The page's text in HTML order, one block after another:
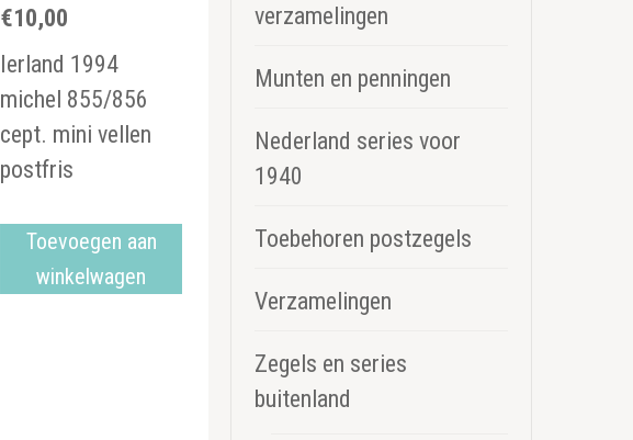
€10,00
Ierland 1994
michel 855/856
cept. mini vellen
postfris
Toevoegen aan
winkelwagen
verzamelingen
Munten en penningen
Nederland series voor
1940
Toebehoren postzegels
Verzamelingen
Zegels en series
buitenland